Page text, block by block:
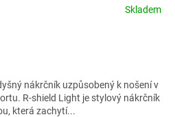
Skladem
nákrčník uzpůsobený k nošení v
R-shield Light je stylový nákrčník
která zachytí...